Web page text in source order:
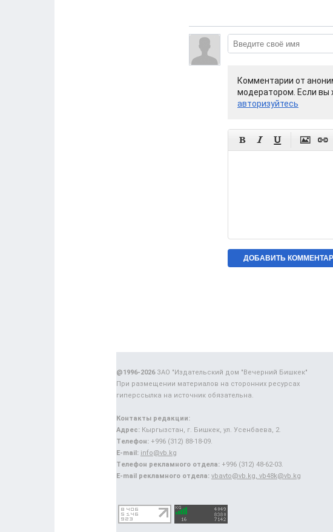
Комментарии от
модератором. Если вы
авторизуйтесь
    
@1996-2026ЗАО "Издательский дом "Вечерний Бишкек"
При размещении материалов на сторонних ресурсах
гиперссылка на источник обязательна.
Контакты редакции:
Адрес: Кыргызстан, г. Бишкек, ул. Усенбаева, 2.
Телефон: +996 (312) 88-18-09.
E-mail: info@vb.kg
Телефон рекламного отдела: +996 (312) 48-62-03.
E-mail рекламного отдела: vbavto@vb.kg, vb48k@vb.kg